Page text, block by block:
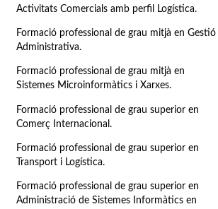
Activitats Comercials amb perfil Logística.
Formació professional de grau mitjà en Gestió
Administrativa.
Formació professional de grau mitjà en
Sistemes Microinformàtics i Xarxes.
Formació professional de grau superior en
Comerç Internacional.
Formació professional de grau superior en
Transport i Logística.
Formació professional de grau superior en
Administració de Sistemes Informàtics en